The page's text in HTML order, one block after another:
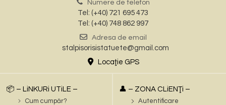
Numere de telefon
Tel: (+40) 721 695 473
Tel: (+40) 748 862 997
Adresa de email
stalpisorisistatuete@gmail.com
Locaţie GPS
📦 – LiNKURi UTiLE –
Cum cumpăr?
👤 – ZONA CLiENŢi –
Autentificare